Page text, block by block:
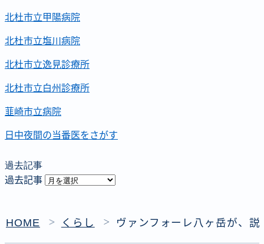
北杜市立甲陽病院
北杜市立塩川病院
北杜市立逸見診療所
北杜市立白州診療所
韮崎市立病院
日中夜間の当番医をさがす
過去記事
過去記事
HOME ＞ くらし ＞ ヴァンフォーレ八ヶ岳が、